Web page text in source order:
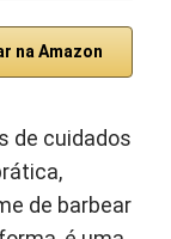
na Amazon
de cuidados
de barbear